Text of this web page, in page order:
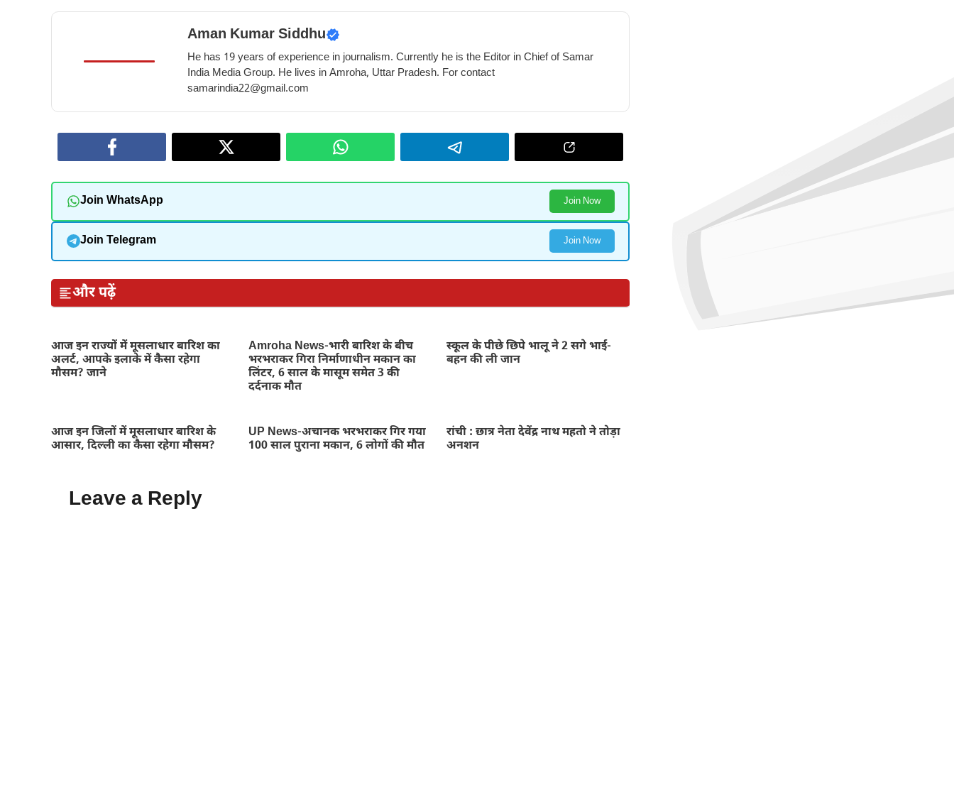
Aman Kumar Siddhu
He has 19 years of experience in journalism. Currently he is the Editor in Chief of Samar
India Media Group. He lives in Amroha, Uttar Pradesh. For contact
samarindia22@gmail.com
Join WhatsApp Join Now
Join Telegram Join Now
और पढ़ें
आज इन राज्यों में मूसलाधार बारिश का
अलर्ट, आपके इलाके में कैसा रहेगा
मौसम? जाने
Amroha News-भारी बारिश के बीच
भरभराकर गिरा निर्माणाधीन मकान का
लिंटर, 6 साल के मासूम समेत 3 की
दर्दनाक मौत
स्कूल के पीछे छिपे भालू ने 2 सगे भाई-
बहन की ली जान
आज इन जिलों में मूसलाधार बारिश के
आसार, दिल्ली का कैसा रहेगा मौसम?
UP News-अचानक भरभराकर गिर गया
100 साल पुराना मकान, 6 लोगों की मौत
रांची : छात्र नेता देवेंद्र नाथ महतो ने तोड़ा
अनशन
Leave a Reply